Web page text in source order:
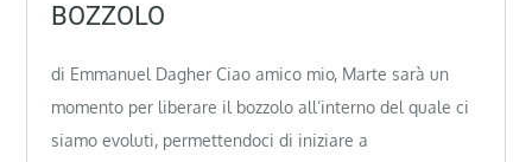
BOZZOLO
di Emmanuel Dagher Ciao amico mio, Marte sarà un
momento per liberare il bozzolo all’interno del quale ci
siamo evoluti, permettendoci di iniziare a